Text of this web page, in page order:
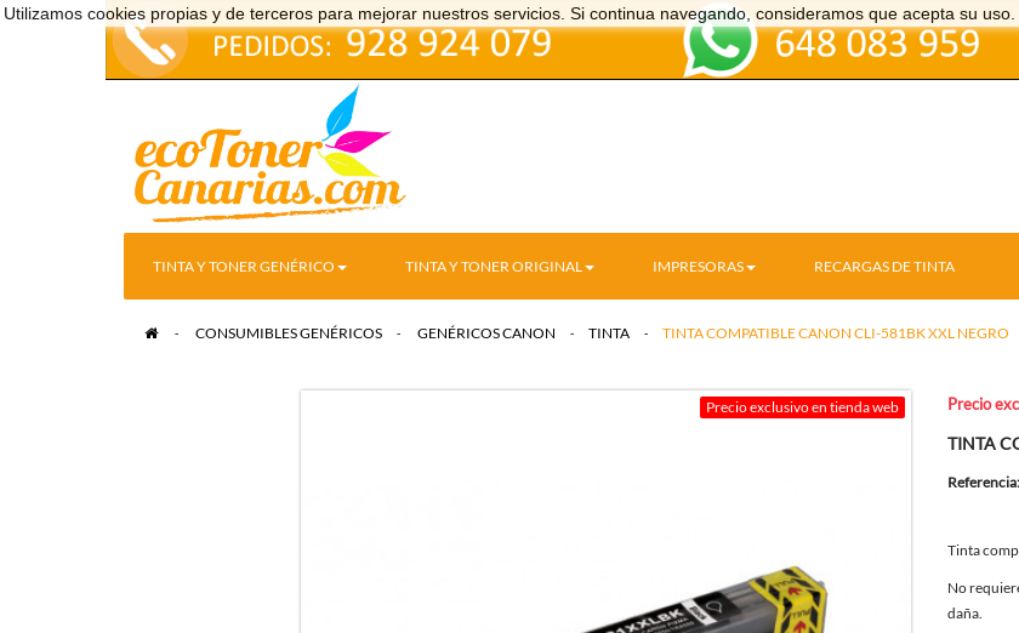
Utilizamos cookies propias y de terceros para mejorar nuestros servicios. Si continua navegando, consideramos que acepta su
TINTA Y TONER GENÉRICO TINTA Y TONER ORIGINAL IMPRESORAS RECARGAS DE TINTA
> CONSUMIBLES GENÉRICOS > GENÉRICOS CANON > TINTA > TINTA COMPATIBLE CANON CLI-581BK XXL NEGRO
Precio exclusivo en tienda web Precio
TINTA
Referencia:
Tinta
No
daña.